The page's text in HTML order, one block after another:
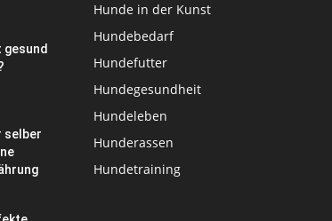
gesund
selber
Hunde in der Kunst
Hundebedarf
Hundefutter
Hundegesundheit
Hundeleben
Hunderassen
Hundetraining